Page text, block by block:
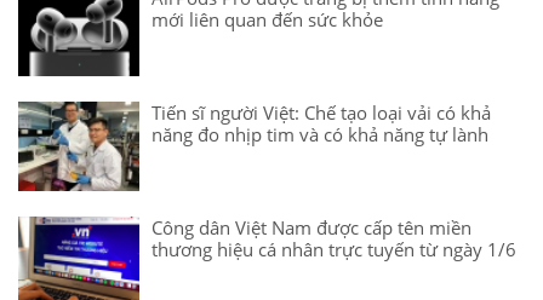
mới liên quan đến sức khỏe
Tiến sĩ người Việt: Chế tạo loại vải có khả
năng đo nhịp tim và có khả năng tự lành
Công dân Việt Nam được cấp tên miền
thương hiệu cá nhân trực tuyến từ ngày 1/6